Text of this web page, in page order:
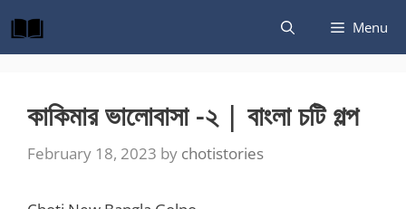
to
content
Menu
কাকিমার ভালোবাসা -২ | বাংলা চটি গল্প
February 18, 2023 by chotistories